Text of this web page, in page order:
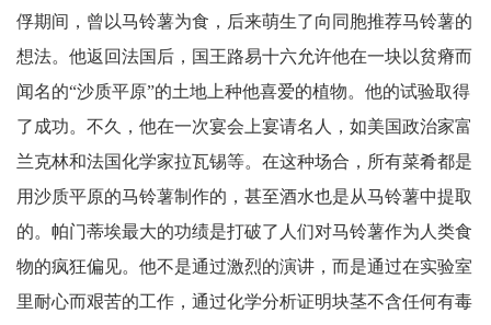
俘期间，曾以马铃薯为食，后来萌生了向同胞推荐马铃薯的
想法。他返回法国后，国王路易十六允许他在一块以贫瘠而
闻名的“沙质平原”的土地上种他喜爱的植物。他的试验取得
了成功。不久，他在一次宴会上宴请名人，如美国政治家富
兰克林和法国化学家拉瓦锡等。在这种场合，所有菜肴都是
用沙质平原的马铃薯制作的，甚至酒水也是从马铃薯中提取
的。帕门蒂埃最大的功绩是打破了人们对马铃薯作为人类食
物的疯狂偏见。他不是通过激烈的演讲，而是通过在实验室
里耐心而艰苦的工作，通过化学分析证明块茎不含任何有毒